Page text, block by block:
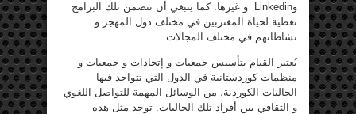
وLinkedin و غيرها. كما ينبغي أن تتضمن تلك البرامج
تغطية لحياة المغتربين في مختلف دول المهجر و
نشاطاتهم في مختلف المجالات.
يُعتبر القيام بتأسيس جمعيات و إتحادات و جمعيات و
منظمات كوردستانية في الدول التي تتواجد فيها
الجاليات الكوردية، من الوسائل المهمة للتواصل اللغوي
و الثقافي بين أفراد تلك الجاليات. توجد مثل هذه